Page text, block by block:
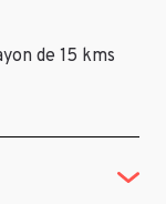
de 15 kms